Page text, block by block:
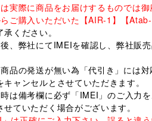
実際に商品をお届けするものでは
ご購入いただいた【AIR-1】【
ください。
、弊社にてIMEIを確認し、弊社販
品の発送が無い為「代引き」には
キャンセルとさせていただきます。
は備考欄に必ず「IMEI」のご入力
せていただく場合がございます。